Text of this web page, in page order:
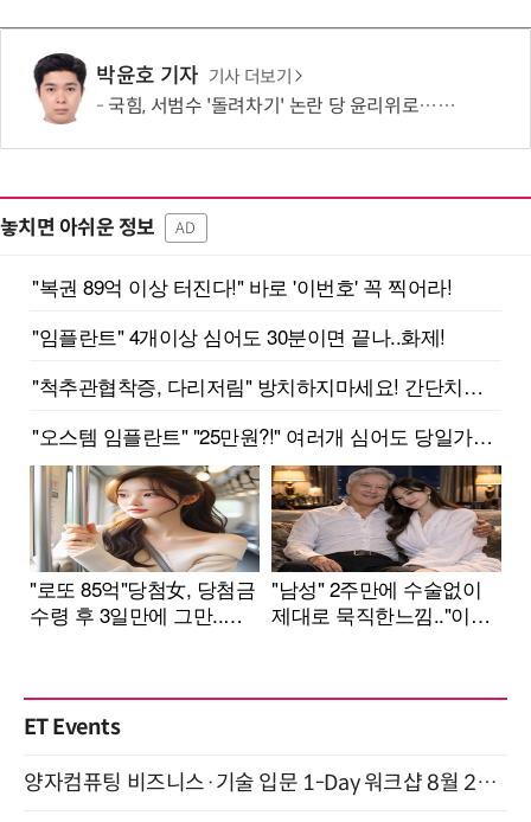
박윤호 기자 기사 더보기
국힘, 서범수 '돌려차기' 논란 당 윤리위로…지도부 엄중 징계 의견 모아
놓치면 아쉬운 정보 AD
ET Events
양자컴퓨팅 비즈니스·기술 입문 1-Day 워크샵 8월 28일 개최